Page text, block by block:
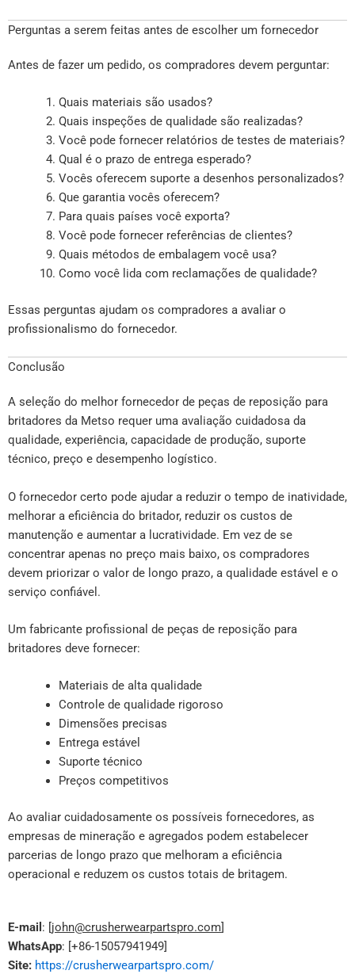
Perguntas a serem feitas antes de escolher um fornecedor
Antes de fazer um pedido, os compradores devem perguntar:
Quais materiais são usados?
Quais inspeções de qualidade são realizadas?
Você pode fornecer relatórios de testes de materiais?
Qual é o prazo de entrega esperado?
Vocês oferecem suporte a desenhos personalizados?
Que garantia vocês oferecem?
Para quais países você exporta?
Você pode fornecer referências de clientes?
Quais métodos de embalagem você usa?
Como você lida com reclamações de qualidade?
Essas perguntas ajudam os compradores a avaliar o
profissionalismo do fornecedor.
Conclusão
A seleção do melhor fornecedor de peças de reposição para
britadores da Metso requer uma avaliação cuidadosa da
qualidade, experiência, capacidade de produção, suporte
técnico, preço e desempenho logístico.
O fornecedor certo pode ajudar a reduzir o tempo de inatividade,
melhorar a eficiência do britador, reduzir os custos de
manutenção e aumentar a lucratividade. Em vez de se
concentrar apenas no preço mais baixo, os compradores
devem priorizar o valor de longo prazo, a qualidade estável e o
serviço confiável.
Um fabricante profissional de peças de reposição para
britadores deve fornecer:
Materiais de alta qualidade
Controle de qualidade rigoroso
Dimensões precisas
Entrega estável
Suporte técnico
Preços competitivos
Ao avaliar cuidadosamente os possíveis fornecedores, as
empresas de mineração e agregados podem estabelecer
parcerias de longo prazo que melhoram a eficiência
operacional e reduzem os custos totais de britagem.
E-mail : [ john@crusherwearpartspro.com
WhatsApp: [+86-15057941949]
Site: https://crusherwearpartspro.com/